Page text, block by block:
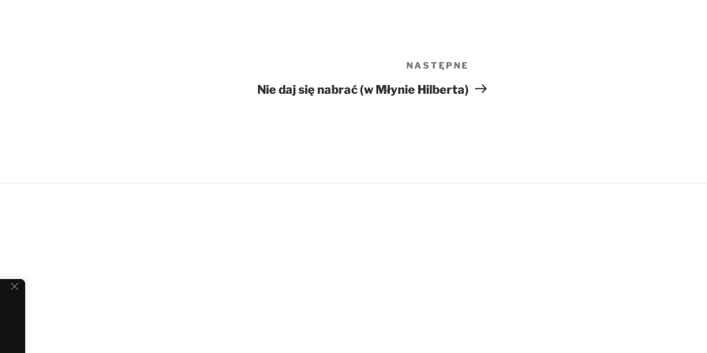
wpis
NASTĘPNE
Nie daj się nabrać (w Młynie Hilberta)